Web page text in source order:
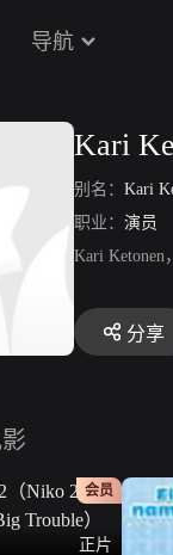
导航
Kari
别名： Kari
职业： 演员
Kari Ketonen
分享
正片
会员